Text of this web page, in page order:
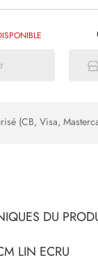
(CB, Visa,
DU
LIN ECRU